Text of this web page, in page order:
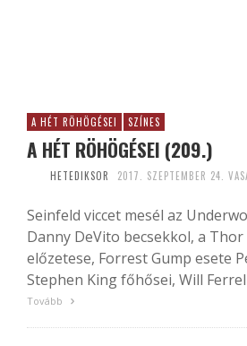
A HÉT RÖHÖGÉSEI SZÍNES
A HÉT RÖHÖGÉSEI (209.)
HETEDIKSOR 2017. SZEPTEMBER 24.
Seinfeld viccet mesél az
Danny DeVito becsekkol, a
előzetese, Forrest Gump esete
Stephen King főhősei, Will
Tovább